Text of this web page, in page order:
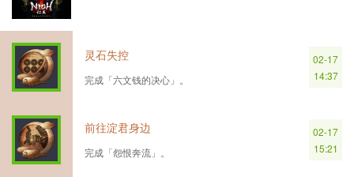
灵石失控
完成「六文钱的决心」。
02-17
14:37
前往淀君身边
完成「怨恨奔流」。
02-17
15:21